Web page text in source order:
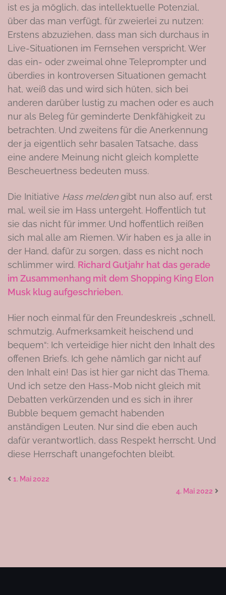
ist es ja möglich, das intellektuelle Potenzial,
über das man verfügt, für zweierlei zu nutzen:
Erstens abzuziehen, dass man sich durchaus in
Live-Situationen im Fernsehen verspricht. Wer
das ein- oder zweimal ohne Teleprompter und
überdies in kontroversen Situationen gemacht
hat, weiß das und wird sich hüten, sich bei
anderen darüber lustig zu machen oder es auch
nur als Beleg für geminderte Denkfähigkeit zu
betrachten. Und zweitens für die Anerkennung
der ja eigentlich sehr basalen Tatsache, dass
eine andere Meinung nicht gleich komplette
Bescheuertness bedeuten muss.
Die Initiative Hass meldengibt nun also auf, erst
mal, weil sie im Hass untergeht. Hoffentlich tut
sie das nicht für immer. Und hoffentlich reißen
sich mal alle am Riemen. Wir haben es ja alle in
der Hand, dafür zu sorgen, dass es nicht noch
schlimmer wird. Richard Gutjahr hat das gerade
im Zusammenhang mit dem Shopping King Elon
Musk klug aufgeschrieben.
Hier noch einmal für den Freundeskreis „schnell,
schmutzig, Aufmerksamkeit heischend und
bequem“: Ich verteidige hier nicht den Inhalt des
offenen Briefs. Ich gehe nämlich gar nicht auf
den Inhalt ein! Das ist hier gar nicht das Thema.
Und ich setze den Hass-Mob nicht gleich mit
Debatten verkürzenden und es sich in ihrer
Bubble bequem gemacht habenden
anständigen Leuten. Nur sind die eben auch
dafür verantwortlich, dass Respekt herrscht. Und
diese Herrschaft unangefochten bleibt.
1. Mai 2022
4. Mai 2022